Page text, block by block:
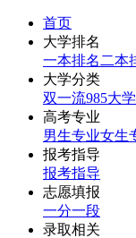
首页
大学排名
一本排名 二本
大学分类
双一流985大学
高考专业
男生专业女生
报考指导
报考指导
志愿填报
一分一段
录取相关